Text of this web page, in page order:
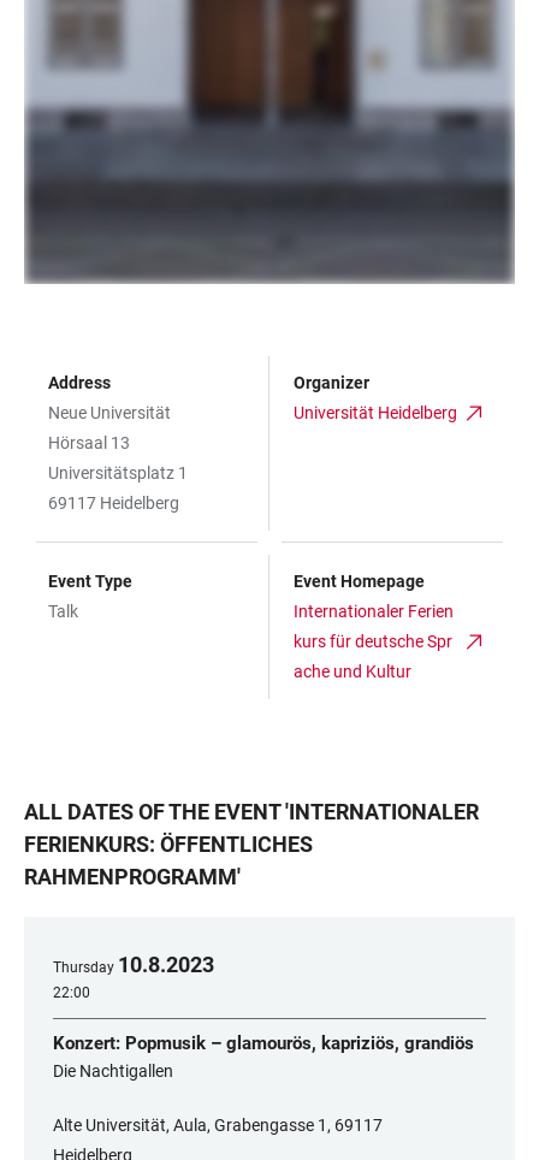
Address
Neue Universität
Hörsaal 13
Universitätsplatz 1
69117 Heidelberg
Organizer
Universität Heidelberg
Event Type
Talk
Event Homepage
Internationaler Ferien
kurs für deutsche Spr
ache und Kultur
ALL DATES OF THE EVENT'INTERNATIONALER
FERIENKURS: ÖFFENTLICHES
RAHMENPROGRAMM'
Thursday 10.8.2023
22:00
Konzert: Popmusik – glamourös, kapriziös, grandiös
Die Nachtigallen
Alte Universität, Aula, Grabengasse 1, ​​​​​​​69117
Heidelberg